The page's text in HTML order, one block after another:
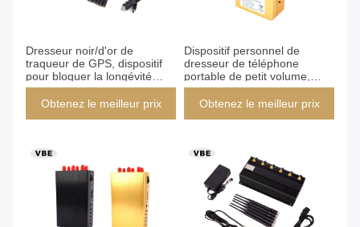
Dresseur noir/d'or de
traqueur de GPS, dispositif
pour bloquer la longévité
élevée de signal de Wifi
Obtenez le meilleur prix
Dispositif personnel de
dresseur de téléphone
portable de petit volume,
durée de vie de dresseur de
téléphone portable longue
Obtenez le meilleur prix